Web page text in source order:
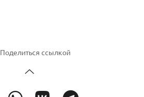
Поделиться ссылкой